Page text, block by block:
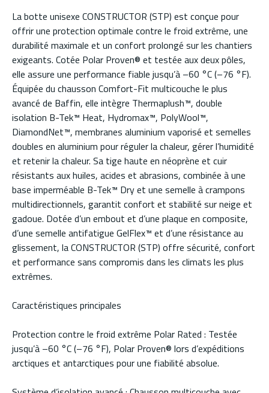
La botte unisexe CONSTRUCTOR (STP) est conçue pour
offrir une protection optimale contre le froid extrême, une
durabilité maximale et un confort prolongé sur les chantiers
exigeants. Cotée Polar Proven® et testée aux deux pôles,
elle assure une performance fiable jusqu’à –60 °C (–76 °F).
Équipée du chausson Comfort-Fit multicouche le plus
avancé de Baffin, elle intègre Thermaplush™, double
isolation B-Tek™ Heat, Hydromax™, PolyWool™,
DiamondNet™, membranes aluminium vaporisé et semelles
doubles en aluminium pour réguler la chaleur, gérer l’humidité
et retenir la chaleur. Sa tige haute en néoprène et cuir
résistants aux huiles, acides et abrasions, combinée à une
base imperméable B-Tek™ Dry et une semelle à crampons
multidirectionnels, garantit confort et stabilité sur neige et
gadoue. Dotée d’un embout et d’une plaque en composite,
d’une semelle antifatigue GelFlex™ et d’une résistance au
glissement, la CONSTRUCTOR (STP) offre sécurité, confort
et performance sans compromis dans les climats les plus
extrêmes.
Caractéristiques principales
Protection contre le froid extrême Polar Rated : Testée
jusqu’à –60 °C (–76 °F), Polar Proven® lors d’expéditions
arctiques et antarctiques pour une fiabilité absolue.